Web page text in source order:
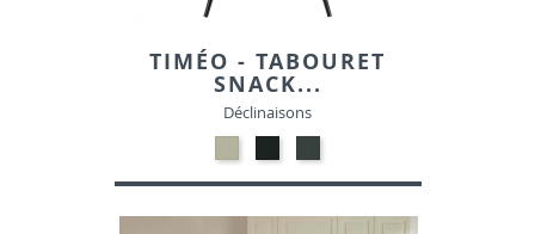
TIMÉO - TABOURET
SNACK...
Déclinaisons
BEIGE
610.06-
SIMILI
NOIR
613.35-
SIMILI
ANTHRACITE
610.26-
SIMILI